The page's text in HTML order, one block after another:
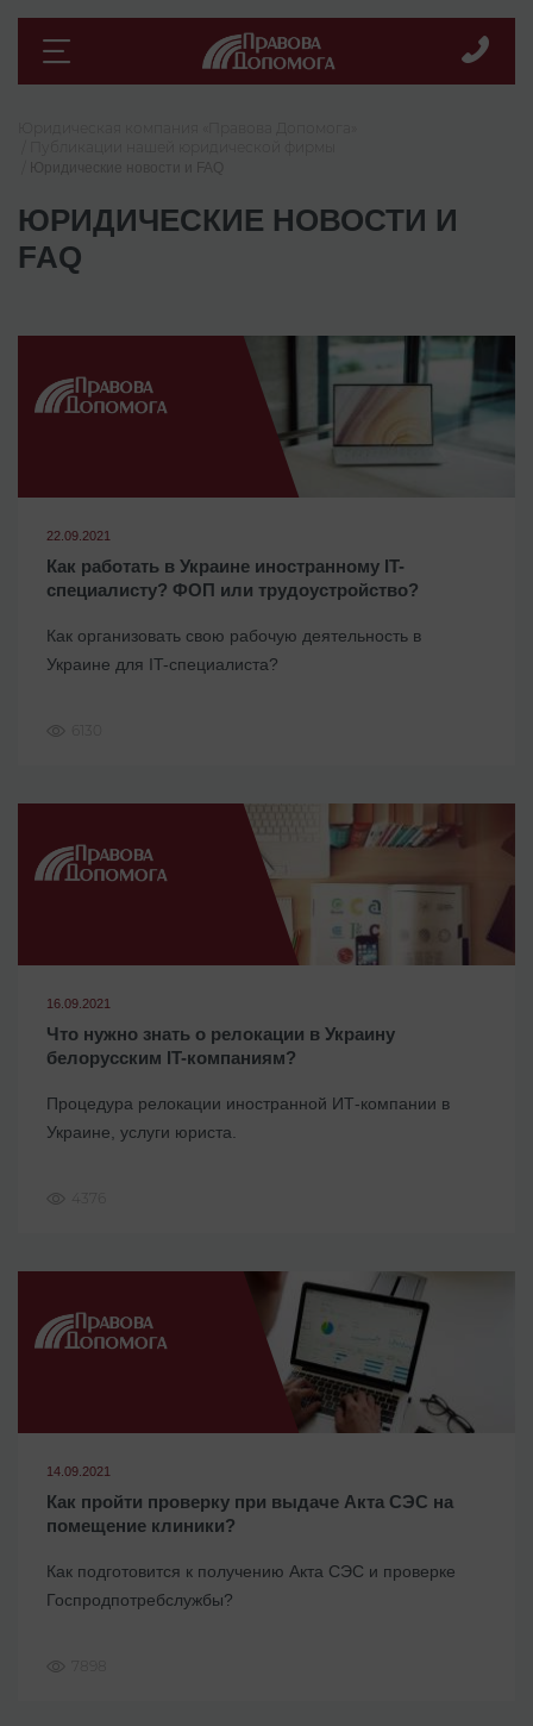
ЮРИДИЧЕСКИЕ НОВОСТИ И
FAQ
22.09.2021
Как работать в Украине иностранному IT-
специалисту? ФОП или трудоустройство?
Как организовать свою рабочую деятельность в
Украине для IT-специалиста?
16.09.2021
Что нужно знать о релокации в Украину
белорусским IT-компаниям?
Процедура релокации иностранной ИТ-компании в
Украине, услуги юриста.
14.09.2021
Как пройти проверку при выдаче Акта СЭС на
помещение клиники?
Как подготовится к получению Акта СЭС и проверке
Госпродпотребслужбы?